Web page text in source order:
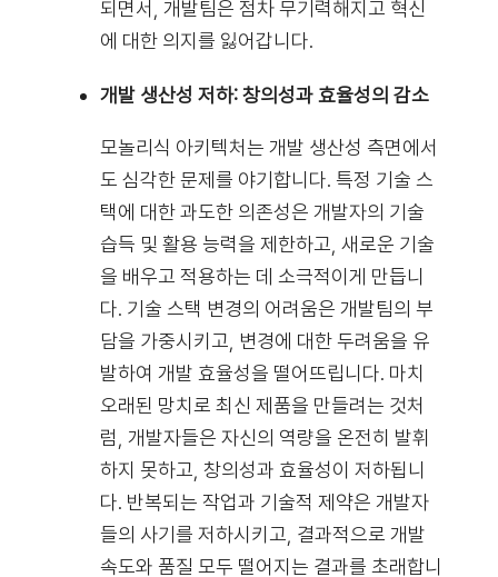
되면서, 개발팀은 점차 무기력해지고 혁신
에 대한 의지를 잃어갑니다.
개발 생산성 저하: 창의성과 효율성의 감소
모놀리식 아키텍처는 개발 생산성 측면에서
도 심각한 문제를 야기합니다. 특정 기술 스
택에 대한 과도한 의존성은 개발자의 기술
습득 및 활용 능력을 제한하고, 새로운 기술
을 배우고 적용하는 데 소극적이게 만듭니
다. 기술 스택 변경의 어려움은 개발팀의 부
담을 가중시키고, 변경에 대한 두려움을 유
발하여 개발 효율성을 떨어뜨립니다. 마치
오래된 망치로 최신 제품을 만들려는 것처
럼, 개발자들은 자신의 역량을 온전히 발휘
하지 못하고, 창의성과 효율성이 저하됩니
다. 반복되는 작업과 기술적 제약은 개발자
들의 사기를 저하시키고, 결과적으로 개발
속도와 품질 모두 떨어지는 결과를 초래합니